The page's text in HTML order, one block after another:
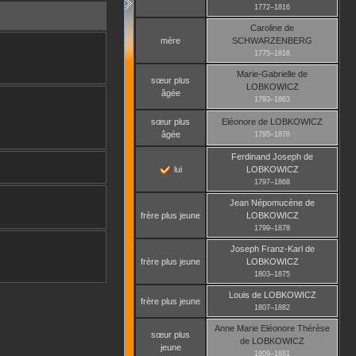
1772–1816
mère
Caroline de
SCHWARZENBERG
1775–1816
sœur plus
âgée
Marie-Gabrielle de
LOBKOWICZ
1793–1863
sœur plus
âgée
Eléonore de LOBKOWICZ
1795–1876
lui
Ferdinand Joseph de
LOBKOWICZ
1797–1868
frère plus jeune
Jean Népomucène de
LOBKOWICZ
1799–1878
frère plus jeune
Joseph Franz-Karlde
LOBKOWICZ
1803–1875
frère plus jeune
Louis de LOBKOWICZ
1807–1882
sœur plus
jeune
Anne Marie Eléonore Thérèse
de LOBKOWICZ
1809–1881